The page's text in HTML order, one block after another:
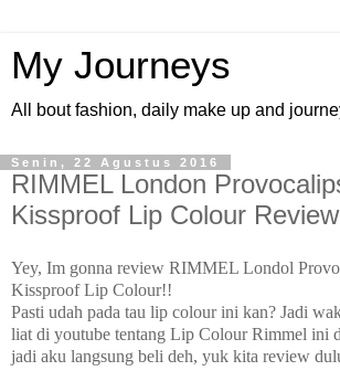
My Journeys
All bout fashion, daily make up and
Senin, 22 Agustus 2016
RIMMEL London
Kissproof Lip Colour Review
Yey, Im gonna review RIMMEL Londol
Kissproof Lip Colour!!
Pasti udah pada tau lip colour ini kan? Jadi
liat di youtube tentang Lip Colour Rimmel ini
jadi aku langsung beli deh, yuk kita review